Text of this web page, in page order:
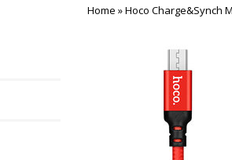
Home »Hoco Charge&Synch